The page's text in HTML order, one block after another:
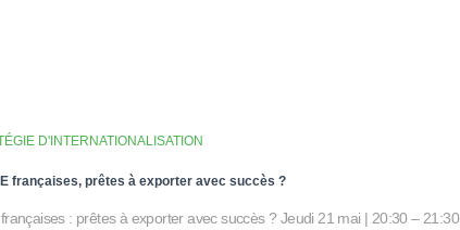
D'INTERNATIONALISATION
françaises, prêtes à exporter avec succès ?
: prêtes à exporter avec succès ? Jeudi 21 mai | 20:30 – 21:30